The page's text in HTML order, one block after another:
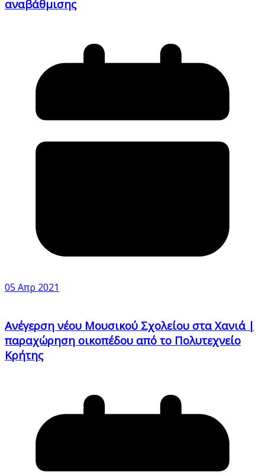
αναβάθμισης
05 Απρ 2021
Ανέγερση νέου Μουσικού Σχολείου στα Χανιά |
παραχώρηση οικοπέδου από το Πολυτεχνείο
Κρήτης